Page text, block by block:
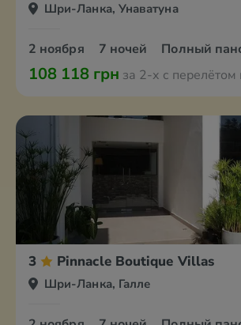
Шри-Ланка, Унаватуна
2 ноября 7 ночей Полный
108 118 грн за 2-х с
3 Pinnacle Boutique Villas
Шри-Ланка, Галле